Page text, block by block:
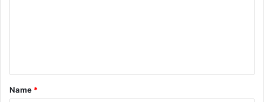
t
*
Name *